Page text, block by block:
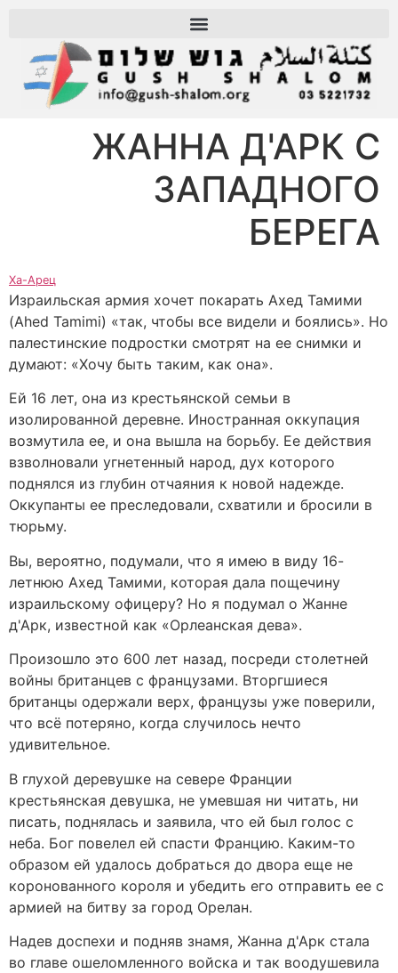
ЖАННА Д'АРК С
ЗАПАДНОГО
БЕРЕГА
Ха-Арец
Израильская армия хочет покарать Ахед Тамими
(Ahed Tamimi) «так, чтобы все видели и боялись». Но
палестинские подростки смотрят на ее снимки и
думают: «Хочу быть таким, как она».
Ей 16 лет, она из крестьянской семьи в
изолированной деревне. Иностранная оккупация
возмутила ее, и она вышла на борьбу. Ее действия
взволновали угнетенный народ, дух которого
поднялся из глубин отчаяния к новой надежде.
Оккупанты ее преследовали, схватили и бросили в
тюрьму.
Вы, вероятно, подумали, что я имею в виду 16-
летнюю Ахед Тамими, которая дала пощечину
израильскому офицеру? Но я подумал о Жанне
д'Арк, известной как «Орлеанская дева».
Произошло это 600 лет назад, посреди столетней
войны британцев с французами. Вторгшиеся
британцы одержали верх, французы уже поверили,
что всё потеряно, когда случилось нечто
удивительное.
В глухой деревушке на севере Франции
крестьянская девушка, не умевшая ни читать, ни
писать, поднялась и заявила, что ей был голос с
неба. Бог повелел ей спасти Францию. Каким-то
образом ей удалось добраться до двора еще не
коронованного короля и убедить его отправить ее с
армией на битву за город Орелан.
Надев доспехи и подняв знамя, Жанна д'Арк стала
во главе ошеломленного войска и так воодушевила